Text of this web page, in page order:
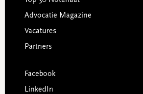
Advocatie Magazine
Vacatures
Partners
Facebook
LinkedIn